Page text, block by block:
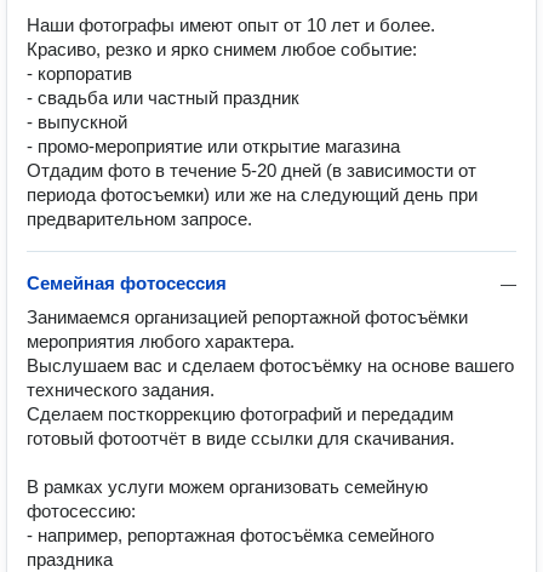
Наши фотографы имеют опыт от 10 лет и более.
Красиво, резко и ярко снимем любое событие:
- корпоратив
- свадьба или частный праздник
- выпускной
- промо-мероприятие или открытие магазина
Отдадим фото в течение 5-20 дней (в зависимости от
периода фотосъемки) или же на следующий день при
предварительном запросе.
—
Семейная фотосессия
Занимаемся организацией репортажной фотосъёмки
мероприятия любого характера.
Выслушаем вас и сделаем фотосъёмку на основе вашего
технического задания.
Сделаем посткоррекцию фотографий и передадим
готовый фотоотчёт в виде ссылки для скачивания.
В рамках услуги можем организовать семейную
фотосессию:
- например, репортажная фотосъёмка семейного
праздника